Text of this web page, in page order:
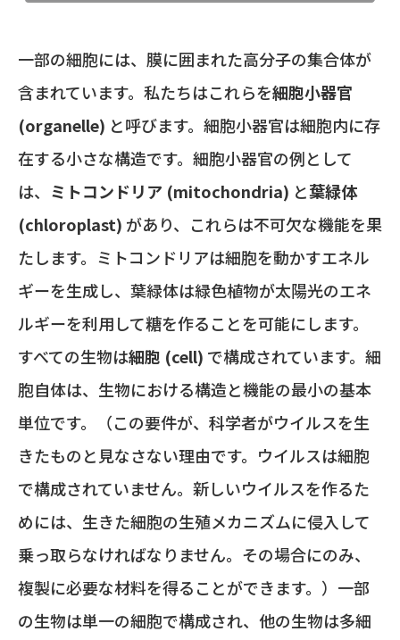
一部の細胞には、膜に囲まれた高分子の集合体が
含まれています。私たちはこれらを細胞小器官
(organelle) と呼びます。細胞小器官は細胞内に存
在する小さな構造です。細胞小器官の例として
は、 ミトコンドリア (mitochondria) と葉緑体
(chloroplast) があり、これらは不可欠な機能を果
たします。ミトコンドリアは細胞を動かすエネル
ギーを生成し、葉緑体は緑色植物が太陽光のエネ
ルギーを利用して糖を作ることを可能にします。
すべての生物は細胞 (cell) で構成されています。細
胞自体は、生物における構造と機能の最小の基本
単位です。（この要件が、科学者がウイルスを生
きたものと見なさない理由です。ウイルスは細胞
で構成されていません。新しいウイルスを作るた
めには、生きた細胞の生殖メカニズムに侵入して
乗っ取らなければなりません。その場合にのみ、
複製に必要な材料を得ることができます。）一部
の生物は単一の細胞で構成され、他の生物は多細